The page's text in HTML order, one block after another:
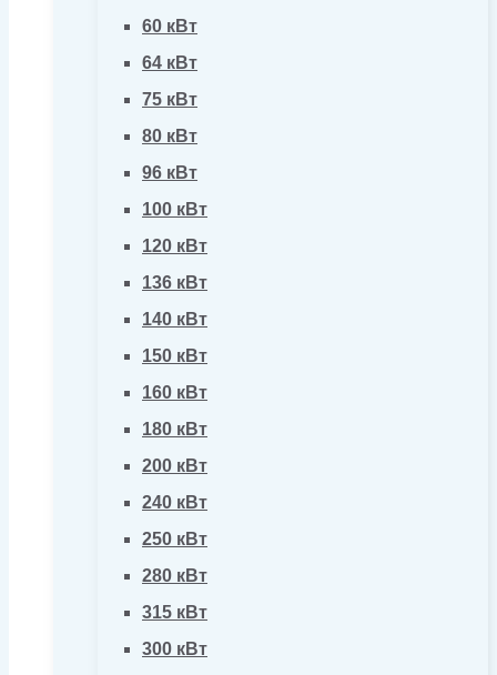
60 кВт
64 кВт
75 кВт
80 кВт
96 кВт
100 кВт
120 кВт
136 кВт
140 кВт
150 кВт
160 кВт
180 кВт
200 кВт
240 кВт
250 кВт
280 кВт
315 кВт
300 кВт